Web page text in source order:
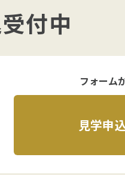
付中
フォーム
見学申